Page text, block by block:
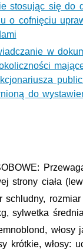
stosując się do
o cofnięciu
w
do
strony ciała
schludny,
sylwetka średnia
włosy
krótkie, włosy: